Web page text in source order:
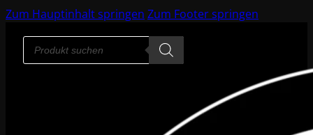
Zum Hauptinhalt springen Zum Footer springen
Products
search